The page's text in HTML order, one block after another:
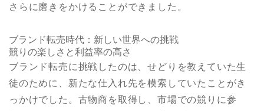
さらに磨きをかけることができました。
ブランド転売時代：新しい世界への挑戦
競りの楽しさと利益率の高さ
ブランド転売に挑戦したのは、せどりを教えていた生
徒のために、新たな仕入れ先を模索していたことがき
っかけでした。古物商を取得し、市場での競りに参